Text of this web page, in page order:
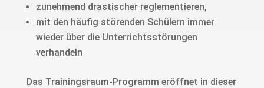
zunehmend drastischer reglementieren,
mit den häufig störenden Schülern immer
wieder über die Unterrichtsstörungen
verhandeln
Das Trainingsraum-Programm eröffnet in dieser